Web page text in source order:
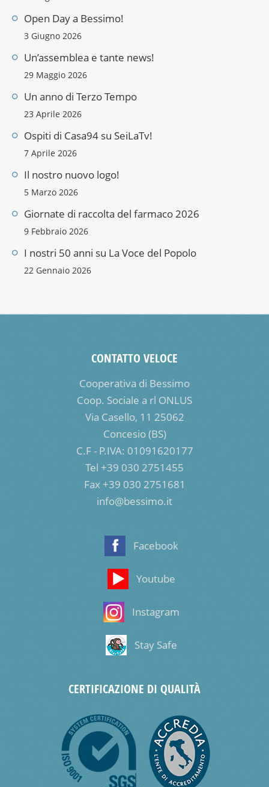
Open Day a Bessimo!
3 Giugno 2026
Un’assemblea e tante news!
29 Maggio 2026
Un anno di Terzo Tempo
23 Aprile 2026
Ospiti di Casa94 su SeiLaTv!
7 Aprile 2026
Il nostro nuovo logo!
5 Marzo 2026
Giornate di raccolta del farmaco 2026
9 Febbraio 2026
I nostri 50 anni su La Voce del Popolo
22 Gennaio 2026
CONTATTO VELOCE
Cooperativa di Bessimo
Coop. Sociale a rl ONLUS
Via Casello, 11 25062
Concesio (BS)
C.F - P.IVA: 01091620177
Tel +39 030 2751455
Fax +39 030 2751681
info@bessimo.it
Facebook
Youtube
Instagram
Stay Safe
CERTIFICAZIONE DI QUALITÀ